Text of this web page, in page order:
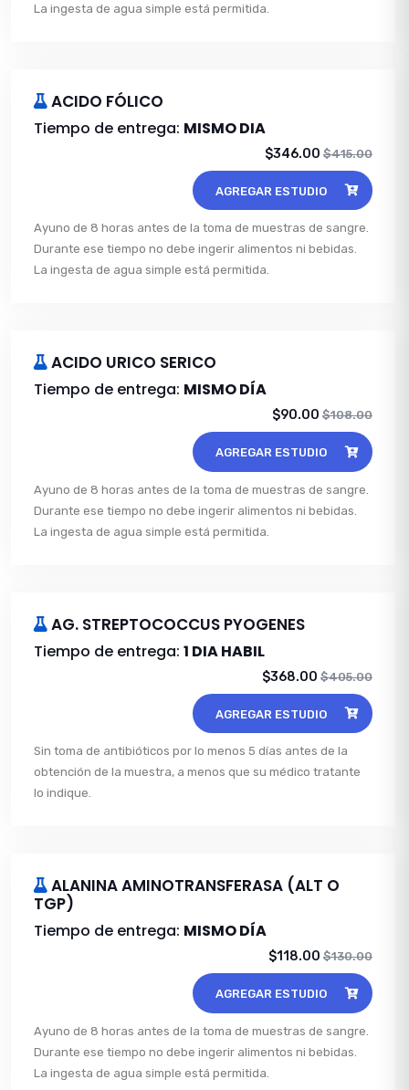
La ingesta de agua simple está permitida.
ACIDO FÓLICO
Tiempo de entrega: MISMO DIA
$346.00 $415.00
AGREGAR ESTUDIO
Ayuno de 8 horas antes de la toma de muestras de sangre.
Durante ese tiempo no debe ingerir alimentos ni bebidas.
La ingesta de agua simple está permitida.
ACIDO URICO SERICO
Tiempo de entrega: MISMO DÍA
$90.00 $108.00
AGREGAR ESTUDIO
Ayuno de 8 horas antes de la toma de muestras de sangre.
Durante ese tiempo no debe ingerir alimentos ni bebidas.
La ingesta de agua simple está permitida.
AG. STREPTOCOCCUS PYOGENES
Tiempo de entrega: 1 DIA HABIL
$368.00 $405.00
AGREGAR ESTUDIO
Sin toma de antibióticos por lo menos 5 días antes de la
obtención de la muestra, a menos que su médico tratante
lo indique.
ALANINA AMINOTRANSFERASA (ALT O
TGP)
Tiempo de entrega: MISMO DÍA
$118.00 $130.00
AGREGAR ESTUDIO
Ayuno de 8 horas antes de la toma de muestras de sangre.
Durante ese tiempo no debe ingerir alimentos ni bebidas.
La ingesta de agua simple está permitida.